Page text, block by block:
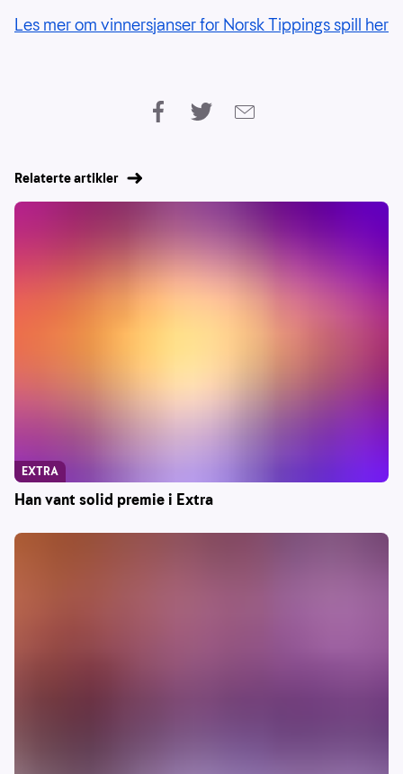
Les mer om vinnersjanser for Norsk Tippings spill her
Relaterte artikler
Han vant solid premie i Extra
EXTRA